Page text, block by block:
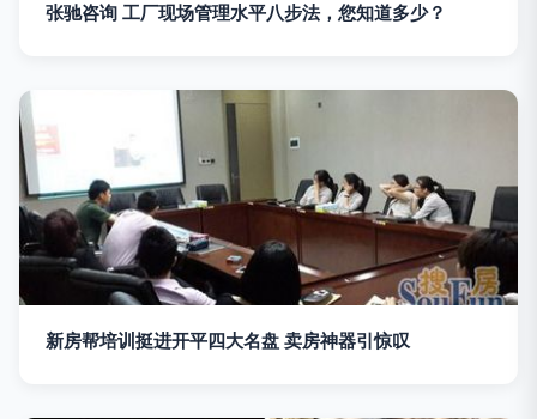
张驰咨询 工厂现场管理水平八步法，您知道多少？
新房帮培训挺进开平四大名盘 卖房神器引惊叹